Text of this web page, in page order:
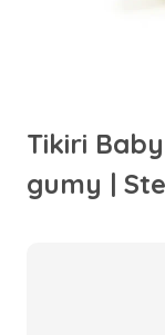
Tikiri
gumy |